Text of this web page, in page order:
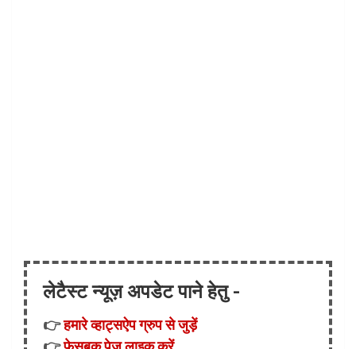
लेटैस्ट न्यूज़ अपडेट पाने हेतु -
👉हमारे व्हाट्सऐप ग्रुप से जुड़ें